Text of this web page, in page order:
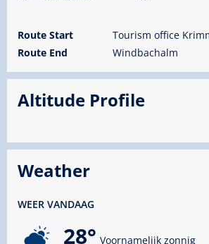
Route Start
Tourism office
Route End
Windbachalm
Altitude Profile
Weather
WEER VANDAAG
28° Voornamelijk zonnig